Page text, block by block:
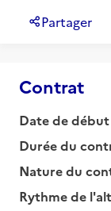
Partager
Contrat
Date de
Durée du
Nature du
Rythme de